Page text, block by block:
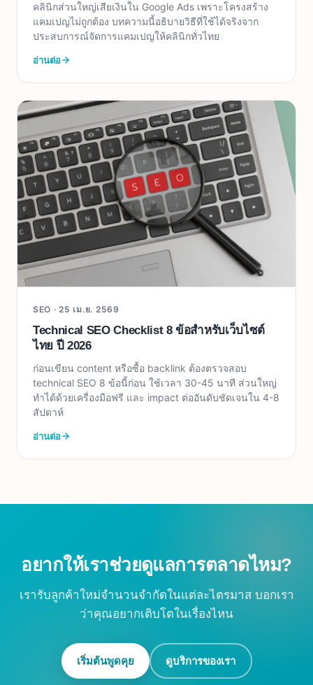
คลินิกส่วนใหญ่เสียเงินใน Google Ads เพราะโครงสร้าง
แคมเปญไม่ถูกต้อง บทความนี้อธิบายวิธีที่ใช้ได้จริงจาก
ประสบการณ์จัดการแคมเปญให้คลินิกทั่วไทย
อ่านต่อ
SEO ·25 เม.ย. 2569
Technical SEO Checklist 8 ข้อสำหรับเว็บไซต์
ไทย ปี 2026
ก่อนเขียน content หรือซื้อ backlink ต้องตรวจสอบ
technical SEO 8 ข้อนี้ก่อน ใช้เวลา 30-45 นาที ส่วนใหญ่
ทำได้ด้วยเครื่องมือฟรี และ impact ต่ออันดับชัดเจนใน 4-8
สัปดาห์
อ่านต่อ
อยากให้เราช่วยดูแลการตลาดไหม?
เรารับลูกค้าใหม่จำนวนจำกัดในแต่ละไตรมาส บอกเรา
ว่าคุณอยากเติบโตในเรื่องไหน
เริ่มต้นพูดคุย ดูบริการของเรา